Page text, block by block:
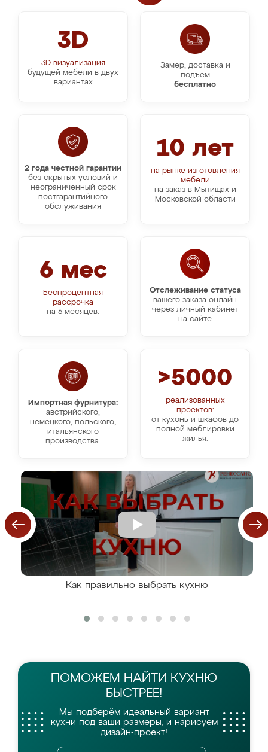
3D
3D-визуализация
будущей мебели в двух
вариантах
Замер, доставка и
подъём
бесплатно
10 лет
на рынке изготовления
мебели
на заказ в Мытищах и
Московской области
2 года честной гарантии
без скрытых условий и
неограниченный срок
постгарантийного
обслуживания
Отслеживание статуса
вашего заказа онлайн
через личный кабинет
на сайте
6 мес
Беспроцентная
рассрочка
на 6 месяцев.
Импортная фурнитура:
австрийского,
немецкого, польского,
итальянского
производства.
>5000
реализованных
проектов:
от кухонь и шкафов до
полной меблировки
жилья.
Как правильно выбрать кухню
ПОМОЖЕМ НАЙТИ КУХНЮ
БЫСТРЕЕ!
Мы подберём идеальный вариант
кухни под ваши размеры, и нарисуем
дизайн-проект!